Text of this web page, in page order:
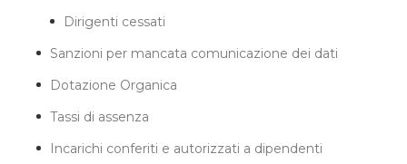
Dirigenti cessati
Sanzioni per mancata comunicazione dei dati
Dotazione Organica
Tassi di assenza
Incarichi conferiti e autorizzati a dipendenti